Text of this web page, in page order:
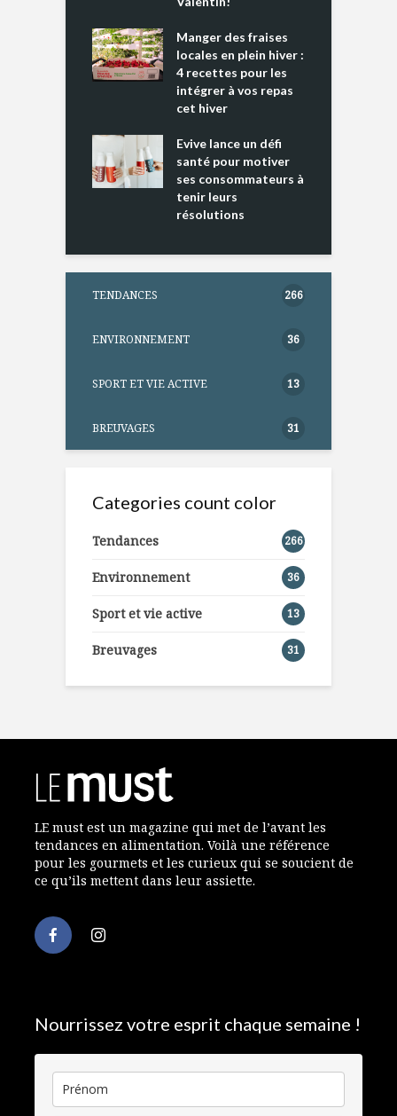
Manger des fraises
locales en plein hiver :
4 recettes pour les
intégrer à vos repas
cet hiver
Evive lance un défi
santé pour motiver
ses consommateurs à
tenir leurs
résolutions
TENDANCES 266
ENVIRONNEMENT 36
SPORT ET VIE ACTIVE 13
BREUVAGES 31
Categories count color
Tendances 266
Environnement 36
Sport et vie active 13
Breuvages 31
LE must est un magazine qui met de l’avant les
tendances en alimentation. Voilà une référence
pour les gourmets et les curieux qui se soucient de
ce qu’ils mettent dans leur assiette.
Nourrissez votre esprit chaque semaine !